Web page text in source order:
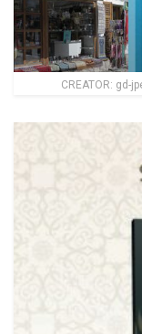
CREATOR: gd-